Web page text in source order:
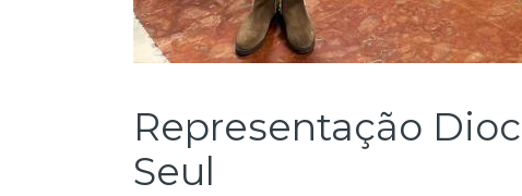
Representação
Seul